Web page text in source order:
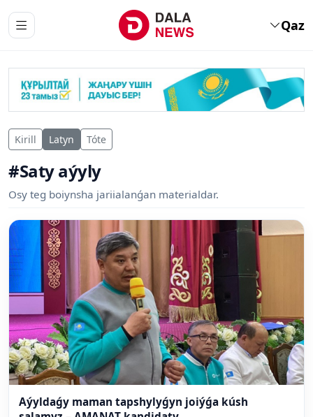
Qaz
Kirill Latyn Tóte
#Saty aýyly
Osy teg boiynsha jariialanǵan materialdar.
Aýyldaǵy maman tapshylyǵyn joiýǵa kúsh